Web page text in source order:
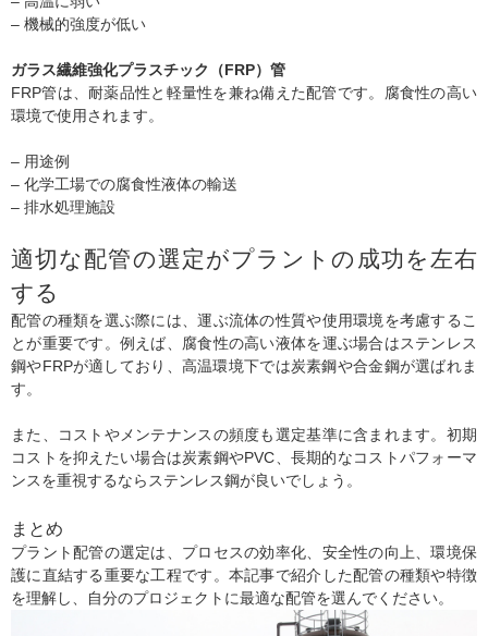
– 機械的強度が低い
ガラス繊維強化プラスチック（FRP）管
FRP管は、耐薬品性と軽量性を兼ね備えた配管です。腐食性の高い
環境で使用されます。
– 用途例
– 化学工場での腐食性液体の輸送
– 排水処理施設
適切な配管の選定がプラントの成功を左右
する
配管の種類を選ぶ際には、運ぶ流体の性質や使用環境を考慮するこ
とが重要です。例えば、腐食性の高い液体を運ぶ場合はステンレス
鋼やFRPが適しており、高温環境下では炭素鋼や合金鋼が選ばれま
す。
また、コストやメンテナンスの頻度も選定基準に含まれます。初期
コストを抑えたい場合は炭素鋼やPVC、長期的なコストパフォーマ
ンスを重視するならステンレス鋼が良いでしょう。
まとめ
プラント配管の選定は、プロセスの効率化、安全性の向上、環境保
護に直結する重要な工程です。本記事で紹介した配管の種類や特徴
を理解し、自分のプロジェクトに最適な配管を選んでください。